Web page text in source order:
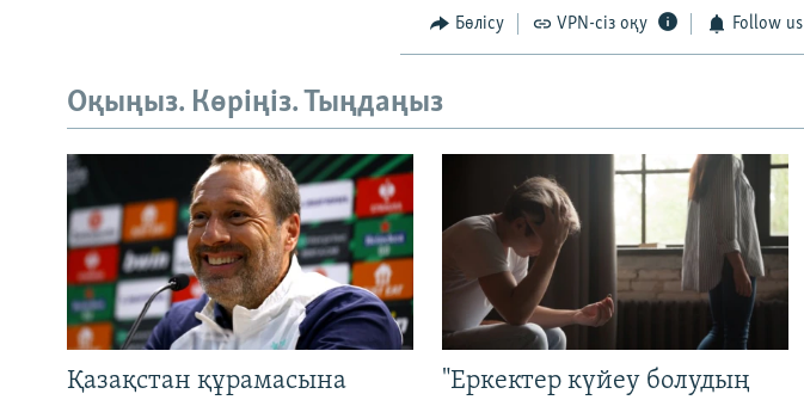
Бөлісу VPN-сіз оқу Follow us
Оқыңыз. Көріңіз. Тыңдаңыз
Қазақстан құрамасына
"Еркектер күйеу болудың